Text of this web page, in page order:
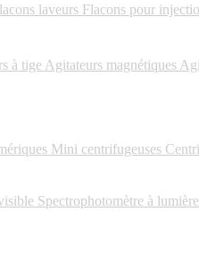
laveurs Flacons pour
à tige Agitateurs magnétiques
Mini centrifugeuses
Spectrophotomètre à